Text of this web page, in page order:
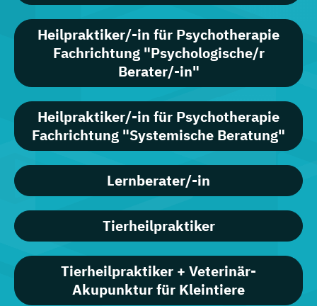
Heilpraktiker/-in für Psychotherapie
Fachrichtung "Psychologische/r
Berater/-in"
Heilpraktiker/-in für Psychotherapie
Fachrichtung "Systemische Beratung"
Lernberater/-in
Tierheilpraktiker
Tierheilpraktiker + Veterinär-
Akupunktur für Kleintiere